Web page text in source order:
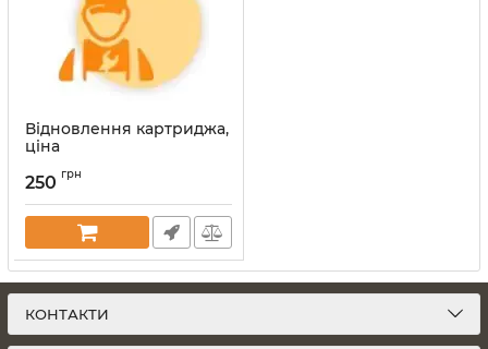
Відновлення картриджа,
ціна
250 грн
КОНТАКТИ